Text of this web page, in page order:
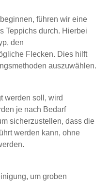
führen wir eine
Teppichs durch. Hierbei
den
Flecken. Dies hilft
auszuwählen.
werden soll, wird
je nach Bedarf
sicherzustellen, dass die
werden kann, ohne
um groben